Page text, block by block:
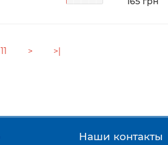
11 > >|
Наши контакты